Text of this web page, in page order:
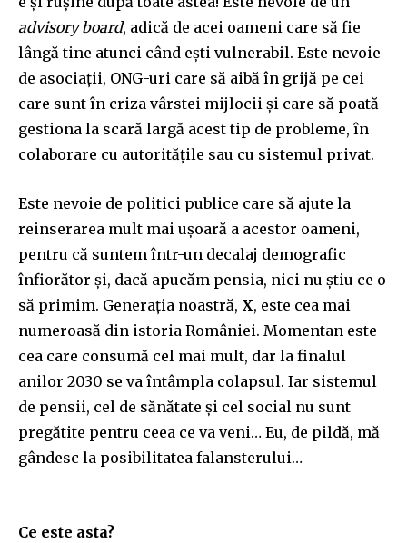
advisory board, adică de acei oameni care să fie
lângă tine atunci când ești vulnerabil. Este nevoie
de asociații, ONG-uri care să aibă în grijă pe cei
care sunt în criza vârstei mijlocii și care să poată
gestiona la scară largă acest tip de probleme, în
colaborare cu autoritățile sau cu sistemul privat.
Este nevoie de politici publice care să ajute la
reinserarea mult mai ușoară a acestor oameni,
pentru că suntem într-un decalaj demografic
înfiorător și, dacă apucăm pensia, nici nu știu ce o
să primim. Generația noastră, X, este cea mai
numeroasă din istoria României. Momentan este
cea care consumă cel mai mult, dar la finalul
anilor 2030 se va întâmpla colapsul. Iar sistemul
de pensii, cel de sănătate și cel social nu sunt
pregătite pentru ceea ce va veni… Eu, de pildă, mă
gândesc la posibilitatea falansterului…
Ce este asta?